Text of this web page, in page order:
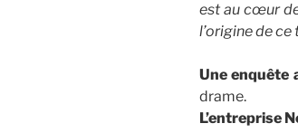
est au cœur
l’origine de
Une enquête
drame.
L’entreprise